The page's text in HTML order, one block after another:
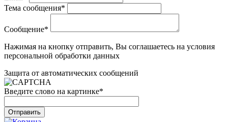
Тема сообщения*
Сообщение*
Нажимая на кнопку отправить, Вы соглашаетесь на условия
персональной обработки данных
Защита от автоматических сообщений
Введите слово на картинке*